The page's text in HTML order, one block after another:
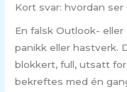
Kort svar: hvordan
En falsk Outlook-
panikk eller hastverk.
blokkert, full, utsatt
bekreftes med én